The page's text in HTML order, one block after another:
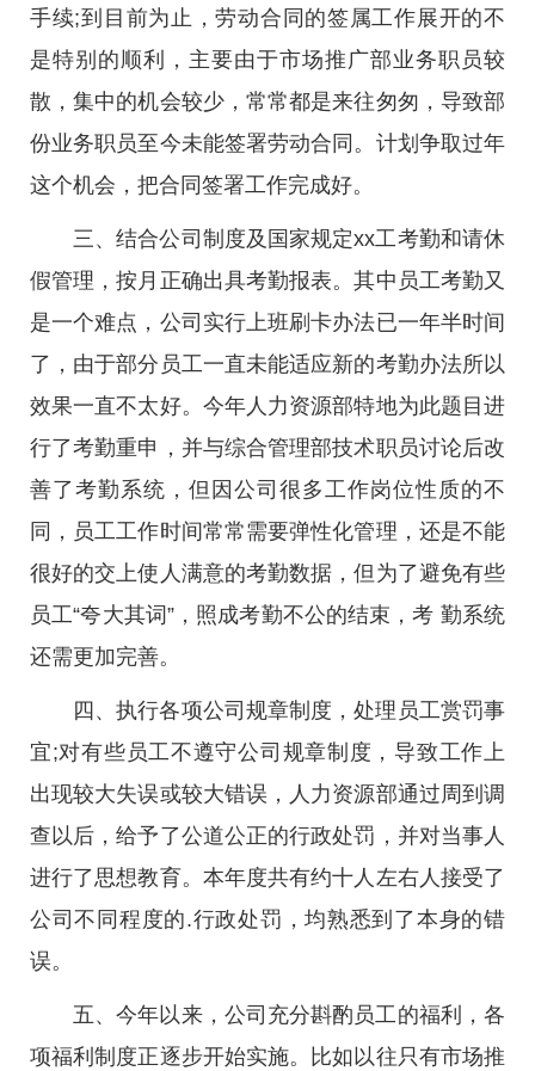
手续;到目前为止，劳动合同的签属工作展开的不
是特别的顺利，主要由于市场推广部业务职员较
散，集中的机会较少，常常都是来往匆匆，导致部
份业务职员至今未能签署劳动合同。计划争取过年
这个机会，把合同签署工作完成好。
三、结合公司制度及国家规定xx工考勤和请休
假管理，按月正确出具考勤报表。其中员工考勤又
是一个难点，公司实行上班刷卡办法已一年半时间
了，由于部分员工一直未能适应新的考勤办法所以
效果一直不太好。今年人力资源部特地为此题目进
行了考勤重申，并与综合管理部技术职员讨论后改
善了考勤系统，但因公司很多工作岗位性质的不
同，员工工作时间常常需要弹性化管理，还是不能
很好的交上使人满意的考勤数据，但为了避免有些
员工“夸大其词”，照成考勤不公的结束，考 勤系统
还需更加完善。
四、执行各项公司规章制度，处理员工赏罚事
宜;对有些员工不遵守公司规章制度，导致工作上
出现较大失误或较大错误，人力资源部通过周到调
查以后，给予了公道公正的行政处罚，并对当事人
进行了思想教育。本年度共有约十人左右人接受了
公司不同程度的.行政处罚，均熟悉到了本身的错
误。
五、今年以来，公司充分斟酌员工的福利，各
项福利制度正逐步开始实施。比如以往只有市场推